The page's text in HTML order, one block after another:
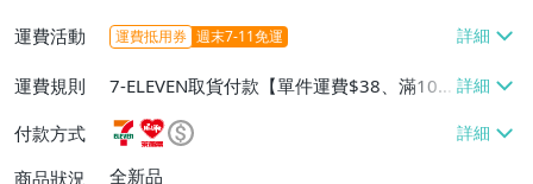
運費活動 運費抵用券 週末7-11免運
運費規則
7-ELEVEN取貨付款【單件運費$38、滿100
件或消費滿$599免運費】、萊爾富取貨付
款【單件運費$60、滿100件或消費滿$599
免運費】、宅配/貨運【單件運費$80、滿1
付款方式
商品狀況
全新品